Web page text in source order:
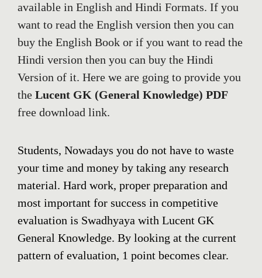
available in English and Hindi Formats. If you
want to read the English version then you can
buy the English Book or if you want to read the
Hindi version then you can buy the Hindi
Version of it. Here we are going to provide you
the Lucent GK (General Knowledge) PDF
free download link.
Students, Nowadays you do not have to waste
your time and money by taking any research
material. Hard work, proper preparation and
most important for success in competitive
evaluation is Swadhyaya with Lucent GK
General Knowledge. By looking at the current
pattern of evaluation, 1 point becomes clear.